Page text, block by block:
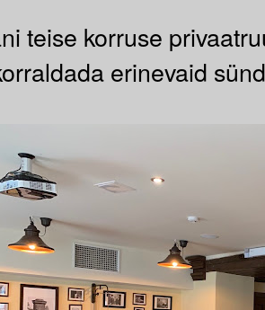
teise korruse
erinevaid